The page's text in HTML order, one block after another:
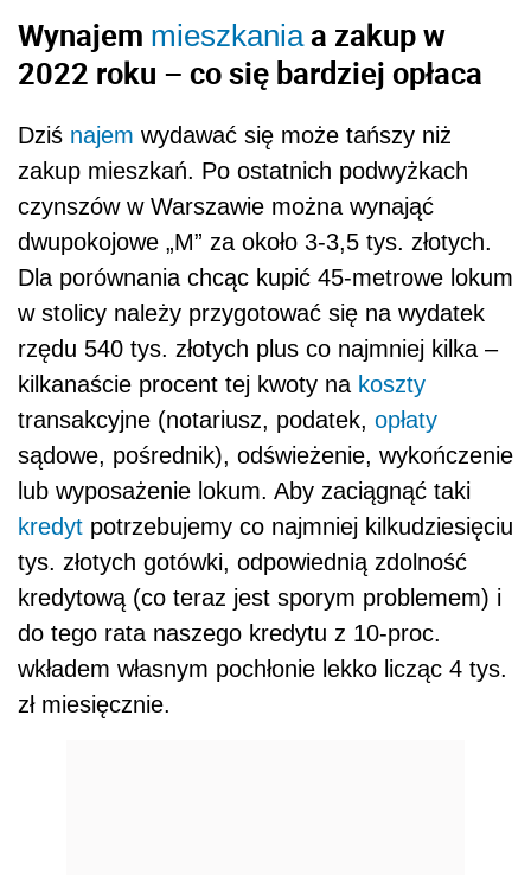
Wynajem mieszkaniaa zakup w
2022 roku – co się bardziej opłaca
Dziś najem wydawać się może tańszy niż
zakup mieszkań. Po ostatnich podwyżkach
czynszów w Warszawie można wynająć
dwupokojowe „M” za około 3-3,5 tys. złotych.
Dla porównania chcąc kupić 45-metrowe lokum
w stolicy należy przygotować się na wydatek
rzędu 540 tys. złotych plus co najmniej kilka –
kilkanaście procent tej kwoty na koszty
transakcyjne (notariusz, podatek, opłaty
sądowe, pośrednik), odświeżenie, wykończenie
lub wyposażenie lokum. Aby zaciągnąć taki
kredyt potrzebujemy co najmniej kilkudziesięciu
tys. złotych gotówki, odpowiednią zdolność
kredytową (co teraz jest sporym problemem) i
do tego rata naszego kredytu z 10-proc.
wkładem własnym pochłonie lekko licząc 4 tys.
zł miesięcznie.